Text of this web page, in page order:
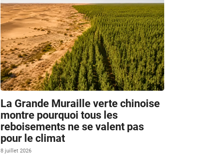
La Grande Muraille verte chinoise
montre pourquoi tous les
reboisements ne se valent pas
pour le climat
8 juillet 2026